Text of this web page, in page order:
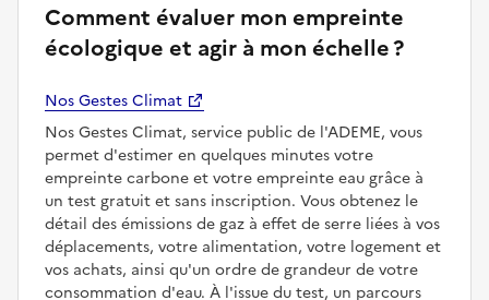
Comment évaluer mon empreinte
écologique et agir à mon échelle ?
Nos Gestes Climat
Nos Gestes Climat, service public de l'ADEME, vous
permet d'estimer en quelques minutes votre
empreinte carbone et votre empreinte eau grâce à
un test gratuit et sans inscription. Vous obtenez le
détail des émissions de gaz à effet de serre liées à vos
déplacements, votre alimentation, votre logement et
vos achats, ainsi qu'un ordre de grandeur de votre
consommation d'eau. À l'issue du test, un parcours